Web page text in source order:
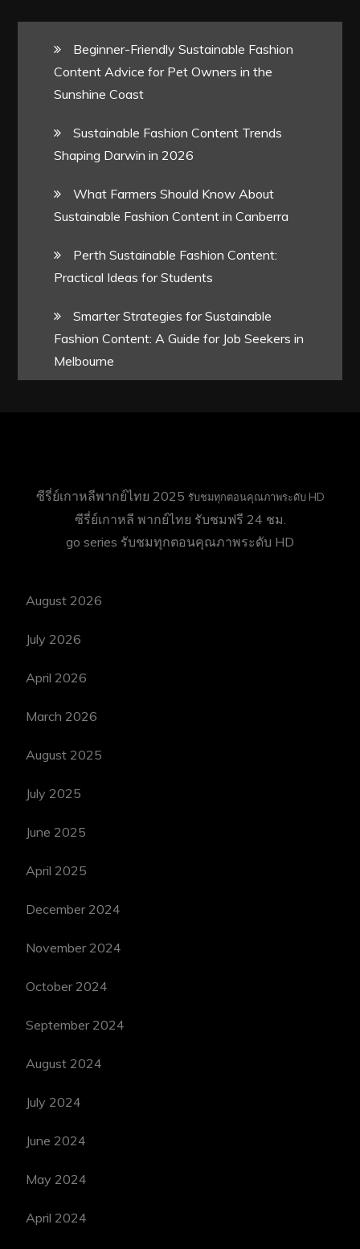
Beginner-Friendly Sustainable Fashion
Content Advice for Pet Owners in the
Sunshine Coast
Sustainable Fashion Content Trends
Shaping Darwin in 2026
What Farmers Should Know About
Sustainable Fashion Content in Canberra
Perth Sustainable Fashion Content:
Practical Ideas for Students
Smarter Strategies for Sustainable
Fashion Content: A Guide for Job Seekers in
Melbourne
ซีรี่ย์เกาหลีพากย์ไทย 2025 รับชมทุกตอนคุณภาพระดับ HD
ซีรี่ย์เกาหลี พากย์ไทย รับชมฟรี 24 ชม.
go series รับชมทุกตอนคุณภาพระดับ HD
August 2026
July 2026
April 2026
March 2026
August 2025
July 2025
June 2025
April 2025
December 2024
November 2024
October 2024
September 2024
August 2024
July 2024
June 2024
May 2024
April 2024